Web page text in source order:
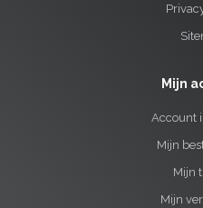
Mijn
Account
Mijn
Mijn
Mijn